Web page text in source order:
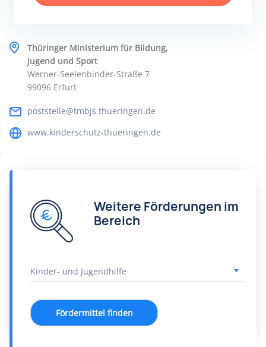
Thüringer Ministerium für Bildung,
Jugend und Sport
Werner-Seelenbinder-Straße 7
99096 Erfurt
poststelle@tmbjs.thueringen.de
www.kinderschutz-thueringen.de
Weitere Förderungen im
Bereich
Fördermittel finden